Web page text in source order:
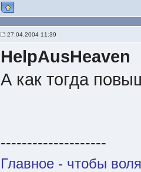
27.04.2004 11:39
HelpAusHeaven
А как тогда
--------------------
Главное - чтобы